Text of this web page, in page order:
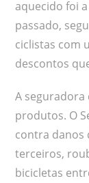
aquecido foi
passado,
ciclistas com
descontos
A
produtos. O
contra danos
terceiros,
bicicletas